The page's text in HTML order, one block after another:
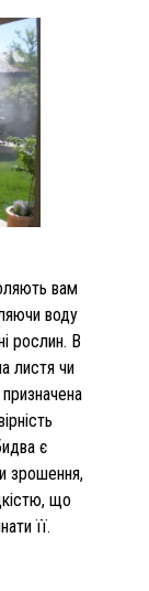
вам
воду
рослин. В
листя чи
є
зрошення,
що
її.